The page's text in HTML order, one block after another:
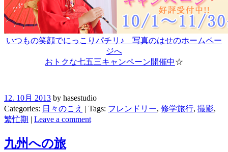
いつもの笑顔でにっこりパチリ♪ 写真のはせのホームペー
ジへ
おトクな七五三キャンペーン開催中☆
12. 10月 2013 by hasestudio
Categories: 日々のこえ | Tags: フレンドリー, 修学旅行, 撮影,
繁忙期 | Leave a comment
九州への旅